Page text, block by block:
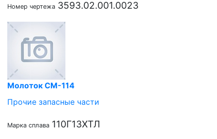
Номер чертежа 3593.02.001.0023
Молоток СМ-114
Прочие запасные части
Марка сплава 110Г13ХТЛ